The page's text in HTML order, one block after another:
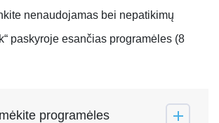
nenaudojamas bei nepatikimų
paskyroje esančias programėles (8
programėles